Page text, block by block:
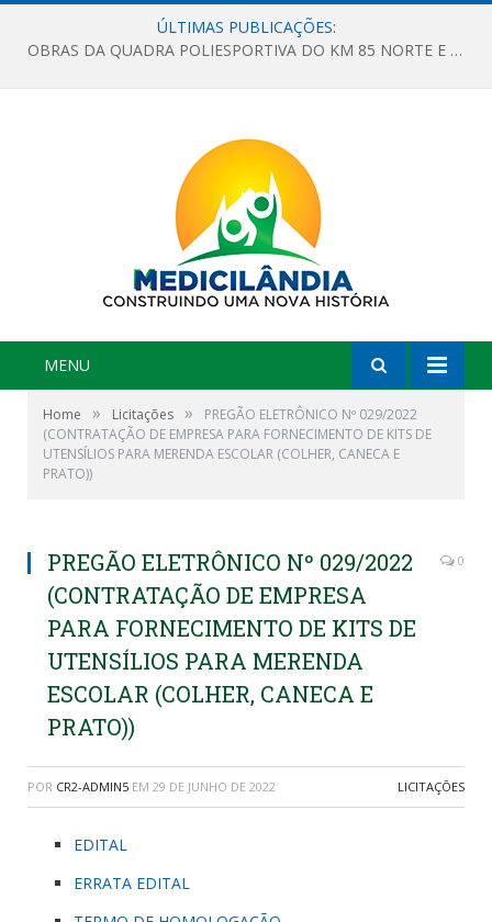
ÚLTIMAS PUBLICAÇÕES:
OBRAS DA QUADRA POLIESPORTIVA DO KM 85 NORTE E DA ESCOLA GASPAR VIANA AVANÇAM
MENU
Home » Licitações »
PREGÃO ELETRÔNICO Nº 029/2022
(CONTRATAÇÃO DE EMPRESA PARA FORNECIMENTO DE KITS DE
UTENSÍLIOS PARA MERENDA ESCOLAR (COLHER, CANECA E
PRATO))
PREGÃO ELETRÔNICO Nº 029/2022
(CONTRATAÇÃO DE EMPRESA
PARA FORNECIMENTO DE KITS DE
UTENSÍLIOS PARA MERENDA
ESCOLAR (COLHER, CANECA E
PRATO))
0
POR CR2-ADMIN5 EM 29 DE JUNHO DE 2022 LICITAÇÕES
EDITAL
ERRATA EDITAL